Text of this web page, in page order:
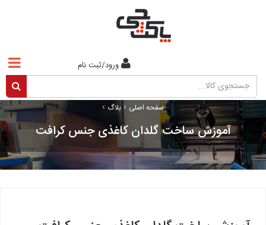
ورود/ثبت نام
صفحه اصلی › بلاگ ›
آموزش ساخت گلدان کاغذی جنس کرافت